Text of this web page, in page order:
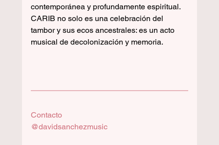
contemporánea y profundamente espiritual.
CARIB no solo es una celebración del
tambor y sus ecos ancestrales: es un acto
musical de decolonización y memoria.
Contacto
@davidsanchezmusic